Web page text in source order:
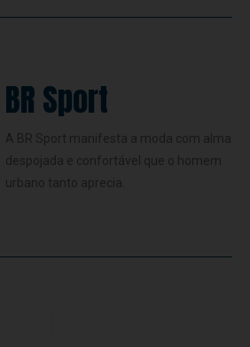
BR Sport
A BR Sport manifesta a moda com alma
despojada e confortável que o homem
urbano tanto aprecia.